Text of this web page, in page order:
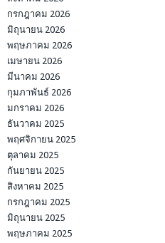
กรกฎาคม 2026
มิถุนายน 2026
พฤษภาคม 2026
เมษายน 2026
มีนาคม 2026
กุมภาพันธ์ 2026
มกราคม 2026
ธันวาคม 2025
พฤศจิกายน 2025
ตุลาคม 2025
กันยายน 2025
สิงหาคม 2025
กรกฎาคม 2025
มิถุนายน 2025
พฤษภาคม 2025